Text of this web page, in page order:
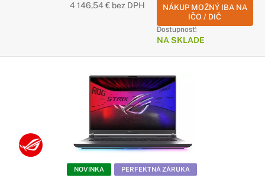
4 146,54 € bez DPH
NÁKUP MOŽNÝ IBA NA
IČO / DIČ
Dostupnosť:
NA SKLADE
NOVINKA PERFEKTNÁ ZÁRUKA